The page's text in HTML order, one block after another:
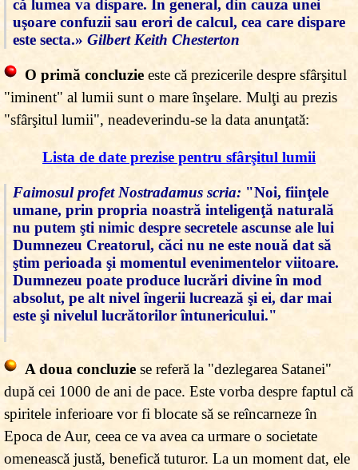
că lumea va dispare. În general, din cauza unei
uşoare confuzii sau erori de calcul, cea care dispare
este secta.» Gilbert Keith Chesterton
O primă concluzieeste că prezicerile despre sfârşitul
"iminent" al lumii sunt o mare înşelare. Mulţi au prezis
"sfârşitul lumii", neadeverindu-se la data anunţată:
Lista de date prezise pentru sfârşitul lumii
Faimosul profet Nostradamus scria: "Noi, fiinţele
umane, prin propria noastră inteligenţă naturală
nu putem şti nimic despre secretele ascunse ale lui
Dumnezeu Creatorul, căci nu ne este nouă dat să
ştim perioada şi momentul evenimentelor viitoare.
Dumnezeu poate produce lucrări divine în mod
absolut, pe alt nivel îngerii lucrează şi ei, dar mai
este şi nivelul lucrătorilor întunericului."
A doua concluziese referă la "dezlegarea Satanei"
după cei 1000 de ani de pace. Este vorba despre faptul că
spiritele inferioare vor fi blocate să se reîncarneze în
Epoca de Aur, ceea ce va avea ca urmare o societate
omenească justă, benefică tuturor. La un moment dat, ele